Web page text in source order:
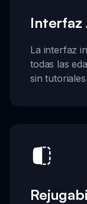
Interfaz
La interfaz
todas las
sin